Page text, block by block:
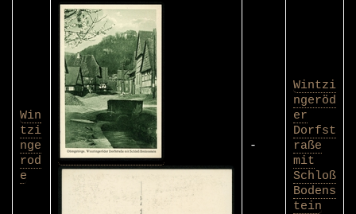
Win
tzi
nge
rod
e
-
Wintzi
ngeröd
er
Dorfst
raße
mit
Schloß
Bodens
tein